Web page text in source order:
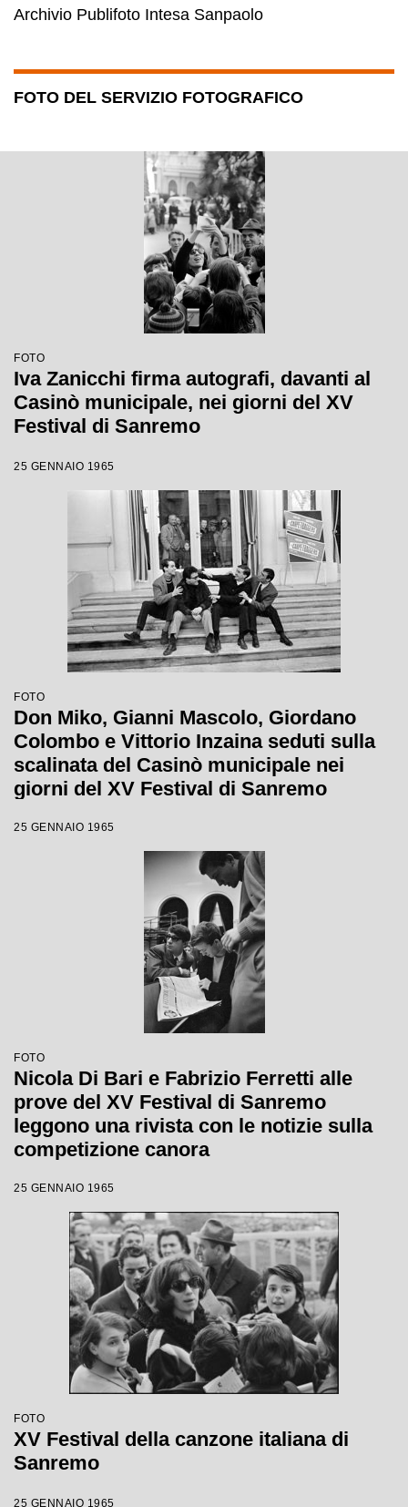
Archivio Publifoto Intesa Sanpaolo
FOTO DEL SERVIZIO FOTOGRAFICO
FOTO
Iva Zanicchi firma autografi, davanti al
Casinò municipale, nei giorni del XV
Festival di Sanremo
25 GENNAIO 1965
FOTO
Don Miko, Gianni Mascolo, Giordano
Colombo e Vittorio Inzaina seduti sulla
scalinata del Casinò municipale nei
giorni del XV Festival di Sanremo
25 GENNAIO 1965
FOTO
Nicola Di Bari e Fabrizio Ferretti alle
prove del XV Festival di Sanremo
leggono una rivista con le notizie sulla
competizione canora
25 GENNAIO 1965
FOTO
XV Festival della canzone italiana di
Sanremo
25 GENNAIO 1965